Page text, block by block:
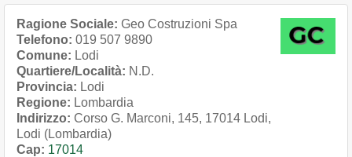
Ragione Sociale: Geo Costruzioni Spa
Telefono: 019 507 9890
Comune: Lodi
Quartiere/Località: N.D.
Provincia: Lodi
Regione: Lombardia
Indirizzo: Corso G. Marconi, 145, 17014 Lodi,
Lodi (Lombardia)
Cap: 17014